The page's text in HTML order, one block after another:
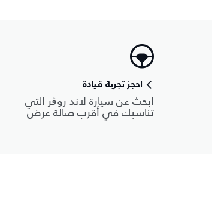
احجز تجربة قيادة
ابحث عن سيارة لاند روڨر التي
تناسبك في أقرب صالة عرض